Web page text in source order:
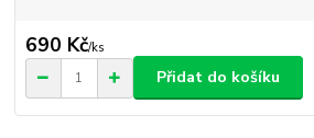
690 Kč/ks
Přidat do košíku